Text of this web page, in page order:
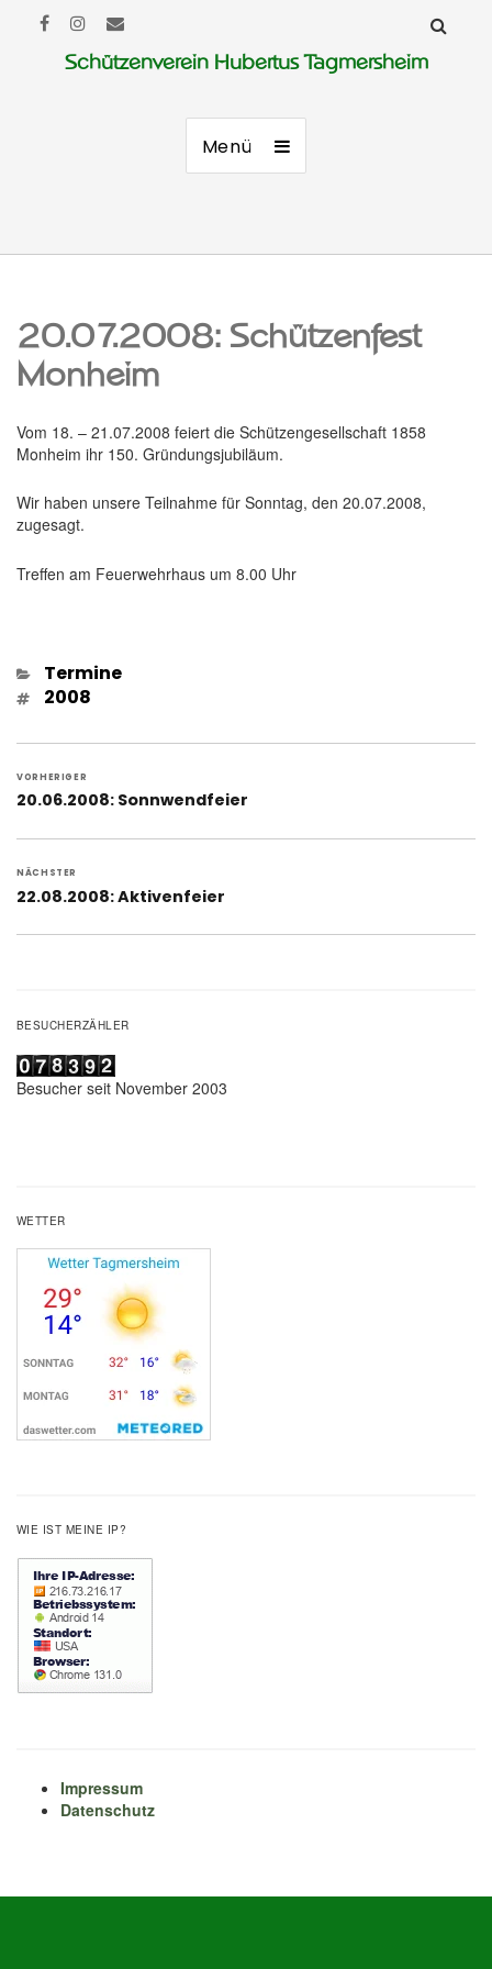
Schützenverein Hubertus Tagmersheim
Menü
20.07.2008: Schützenfest
Monheim
Vom 18. – 21.07.2008 feiert die Schützengesellschaft 1858
Monheim ihr 150. Gründungsjubiläum.
Wir haben unsere Teilnahme für Sonntag, den 20.07.2008,
zugesagt.
Treffen am Feuerwehrhaus um 8.00 Uhr
Kategorien
Termine
Schlagwörter
2008
Beitragsnavigation
VORHERIGER
Vorheriger
20.06.2008: Sonnwendfeier
NÄCHSTER
Nächster
22.08.2008: Aktivenfeier
BESUCHERZÄHLER
Besucher seit November 2003
WETTER
WIE IST MEINE IP?
Impressum
Datenschutz